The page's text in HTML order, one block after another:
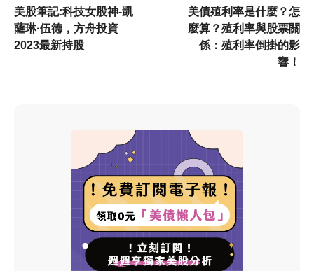
美股筆記:科技女股神-凱
薩琳·伍德，方舟投資
2023最新持股
美債殖利率是什麼？怎
麼算？殖利率與股票關
係：殖利率倒掛的影
響！